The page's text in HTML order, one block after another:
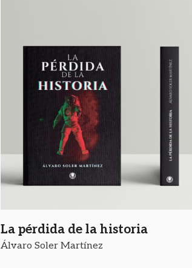
La pérdida de la historia
Álvaro Soler Martínez